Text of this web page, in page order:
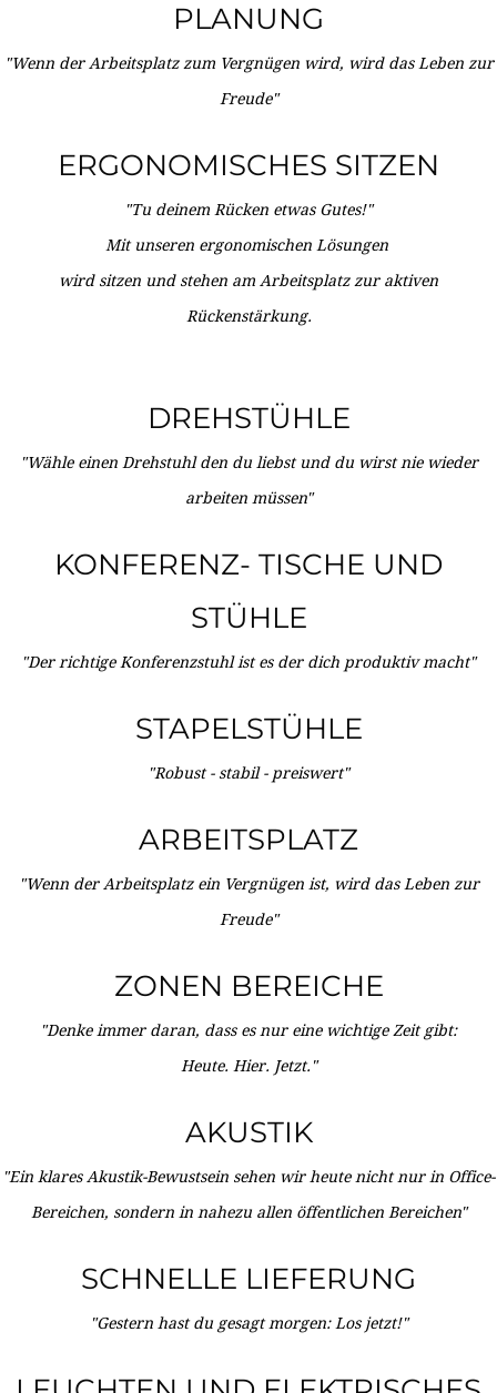
PLANUNG
"Wenn der Arbeitsplatz zum Vergnügen wird, wird das Leben zur
Freude"
ERGONOMISCHES SITZEN
"Tu deinem Rücken etwas Gutes!"
Mit unseren ergonomischen Lösungen
wird sitzen und stehen am Arbeitsplatz zur aktiven
Rückenstärkung.
DREHSTÜHLE
"Wähle einen Drehstuhl den du liebst und du wirst nie wieder
arbeiten müssen"
KONFERENZ- TISCHE UND
STÜHLE
"Der richtige Konferenzstuhl ist es der dich produktiv macht"
STAPELSTÜHLE
"Robust - stabil - preiswert"
ARBEITSPLATZ
"Wenn der Arbeitsplatz ein Vergnügen ist, wird das Leben zur
Freude"
ZONEN BEREICHE
"Denke immer daran, dass es nur eine wichtige Zeit gibt:
Heute. Hier. Jetzt."
AKUSTIK
"Ein klares Akustik-Bewustsein sehen wir heute nicht nur in Office-
Bereichen, sondern in nahezu allen öffentlichen Bereichen"
SCHNELLE LIEFERUNG
"Gestern hast du gesagt morgen: Los jetzt!"